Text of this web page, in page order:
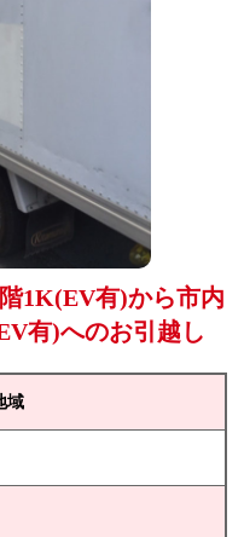
1K(EV有)から市内
有)へのお引越し
域